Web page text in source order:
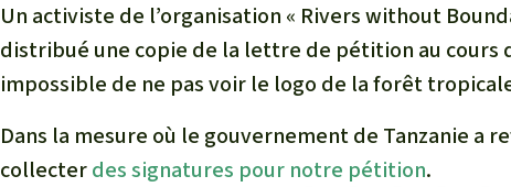
Un activiste de l’organisation « Rivers without
distribué une copie de la lettre de pétition au cours
impossible de ne pas voir le logo de la forêt
Dans la mesure où le gouvernement de Tanzanie a
collecterdes signatures pour notre pétition.